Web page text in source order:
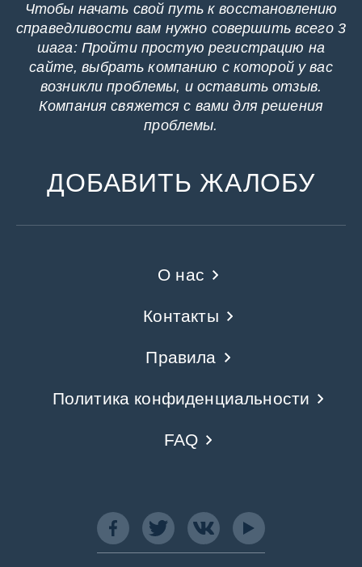
Чтобы начать свой путь к восстановлению
справедливости вам нужно совершить всего 3
шага: Пройти простую регистрацию на
сайте, выбрать компанию с которой у вас
возникли проблемы, и оставить отзыв.
Компания свяжется с вами для решения
проблемы.
ДОБАВИТЬ ЖАЛОБУ
О нас
Контакты
Правила
Политика конфиденциальности
FAQ